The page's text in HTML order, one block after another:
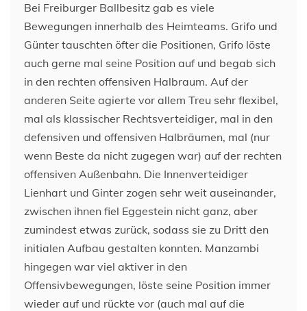
Bei Freiburger Ballbesitz gab es viele
Bewegungen innerhalb des Heimteams. Grifo und
Günter tauschten öfter die Positionen, Grifo löste
auch gerne mal seine Position auf und begab sich
in den rechten offensiven Halbraum. Auf der
anderen Seite agierte vor allem Treu sehr flexibel,
mal als klassischer Rechtsverteidiger, mal in den
defensiven und offensiven Halbräumen, mal (nur
wenn Beste da nicht zugegen war) auf der rechten
offensiven Außenbahn. Die Innenverteidiger
Lienhart und Ginter zogen sehr weit auseinander,
zwischen ihnen fiel Eggestein nicht ganz, aber
zumindest etwas zurück, sodass sie zu Dritt den
initialen Aufbau gestalten konnten. Manzambi
hingegen war viel aktiver in den
Offensivbewegungen, löste seine Position immer
wieder auf und rückte vor (auch mal auf die